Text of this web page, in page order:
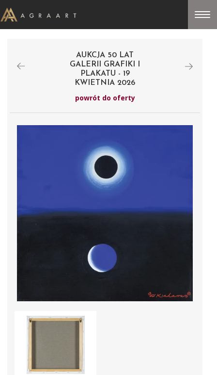
AUKCJA 50 LAT
GALERII GRAFIKI I
PLAKATU - 19
KWIETNIA 2026
powrót do oferty